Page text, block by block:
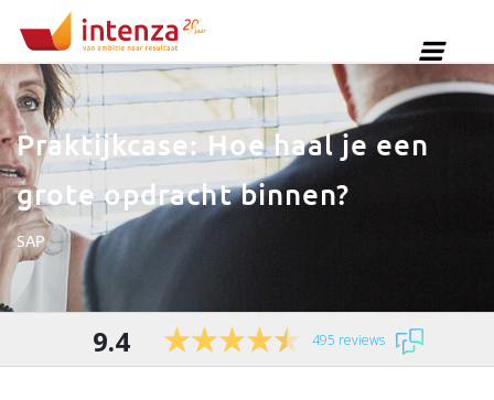
Praktijkcase: Hoe haal je een
grote opdracht binnen?
SAP
9.4 495 reviews